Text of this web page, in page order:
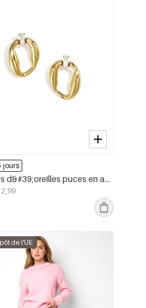
jours
Boucles d&#39;oreilles puces en acier inoxydable, forme irrégulière, collection Simple Daily Simple, bijoux pour femmes
de l'UE